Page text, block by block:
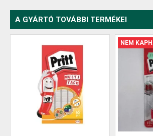
A GYÁRTÓ TOVÁBBI TERMÉKEI
NEM